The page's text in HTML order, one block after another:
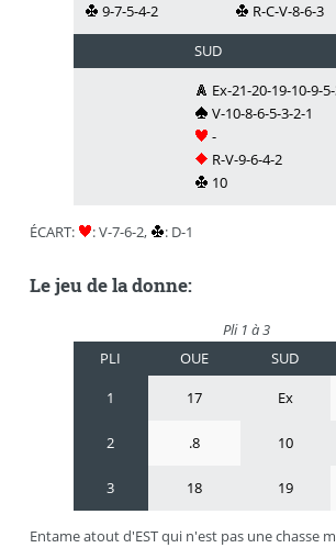
9-7-5-4-2
R-C-V-8-6-3
SUD
Ex-21-20-19-10-9-
V-10-8-6-5-3-2-1
-
R-V-9-6-4-2
10
ÉCART: : V-7-6-2, : D-1
Le jeu de la donne:
Pli 1 à 3
PLI
OUE SUD
1
17 Ex
2 .8 10
3 18 19
Entame atout d'EST qui n'est pas une chasse